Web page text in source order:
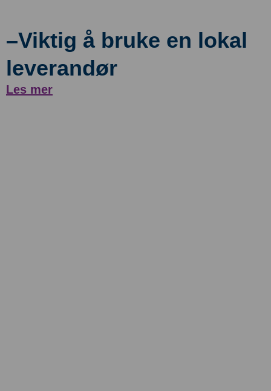
–Viktig å bruke en lokal
leverandør
Les mer